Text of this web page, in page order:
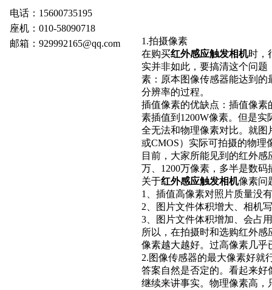
电话：15600735195
座机：010-58090718
邮箱：929992165@qq.com
1.拍摄像素
在购买红外感应触发相机时，
实并非如此，要搞清这个问
素：原本图像传感器能达到的
分辨率的过程。
插值像素的优缺点：插值像素
素插值到1200W像素。但是
全无法和物理像素对比。就
或CMOS）实际可拍摄的物理
目前，大家所能见到的红外
万、1200万像素，多半是数
关于红外感应触发相机像素问
1、插值高像素对照片质量没
2、图片文件体积增大、相机
3、图片文件体积增加、会占
所以，在拍摄时和选购红外
像素越大越好。过高像素几
2.图像传感器的最大像素好就
答案自然是否定的。看起来
继续来讲事实。物理像素高